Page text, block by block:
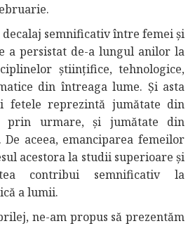
decalaj semnificativ între femei și
a persistat de-a lungul anilor la
științifice, tehnologice,
din întreaga lume. Și asta
fetele reprezintă jumătate din
prin urmare, și jumătate din
aceea, emanciparea femeilor
acestora la studii superioare și
contribui semnificativ la
a lumii.
ne-am propus să prezentăm